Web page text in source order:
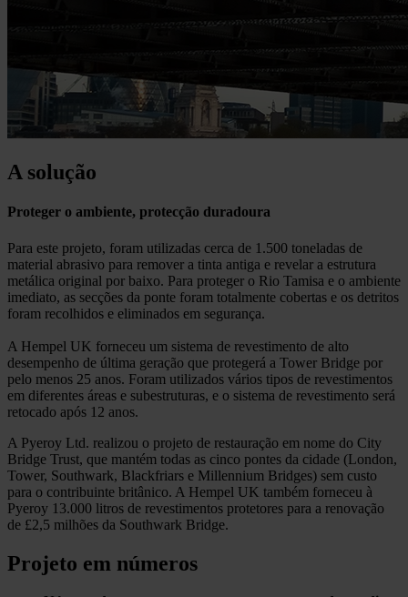
A solução
Proteger o ambiente, protecção duradoura
Para este projeto, foram utilizadas cerca de 1.500 toneladas de
material abrasivo para remover a tinta antiga e revelar a estrutura
metálica original por baixo. Para proteger o Rio Tamisa e o ambiente
imediato, as secções da ponte foram totalmente cobertas e os detritos
foram recolhidos e eliminados em segurança.
A Hempel UK forneceu um sistema de revestimento de alto
desempenho de última geração que protegerá a Tower Bridge por
pelo menos 25 anos. Foram utilizados vários tipos de revestimentos
em diferentes áreas e subestruturas, e o sistema de revestimento será
retocado após 12 anos.
A Pyeroy Ltd. realizou o projeto de restauração em nome do City
Bridge Trust, que mantém todas as cinco pontes da cidade (London,
Tower, Southwark, Blackfriars e Millennium Bridges) sem custo
para o contribuinte britânico. A Hempel UK também forneceu à
Pyeroy 13.000 litros de revestimentos protetores para a renovação
de £2,5 milhões da Southwark Bridge.
Projeto em números